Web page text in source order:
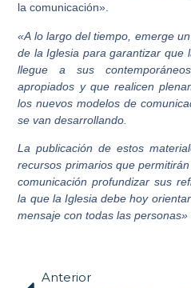
la comunicación».
«A lo largo del tiempo, emerge
de la Iglesia para garantizar que
llegue a sus
apropiados y que realicen
los nuevos modelos de
se van desarrollando.
La publicación de estos
recursos primarios que
comunicación profundizar sus
la que la Iglesia debe hoy
mensaje con todas las personas»
Anterior